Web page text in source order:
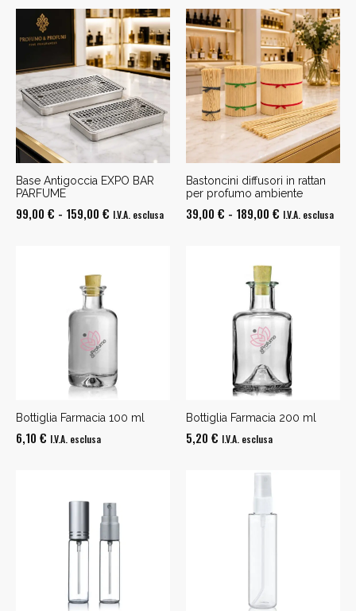
Base Antigoccia EXPO BAR
PARFUME
99,00 € - 159,00 € Fascia
a
I.V.A. esclusa
Bastoncini diffusori in rattan
per profumo ambiente
39,00 € - 189,00 € Fascia
a
189,00 €
I.V.A. esclusa
Bottiglia Farmacia 100 ml
6,10 € I.V.A. esclusa
Bottiglia Farmacia 200 ml
5,20 € I.V.A. esclusa